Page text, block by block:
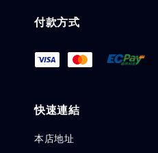
付款方式
快速連結
本店地址